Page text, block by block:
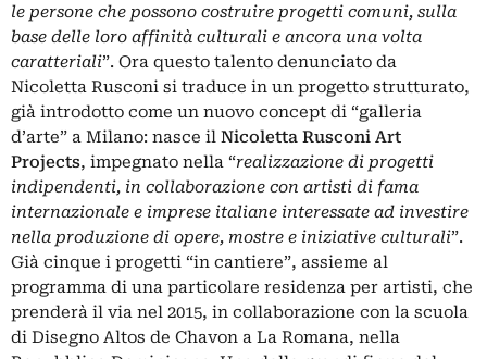
le persone che possono costruire progetti comuni, sulla
base delle loro affinità culturali e ancora una volta
caratteriali”. Ora questo talento denunciato da
Nicoletta Rusconi si traduce in un progetto strutturato,
già introdotto come un nuovo concept di “galleria
d’arte” a Milano: nasce il Nicoletta Rusconi Art
Projects, impegnato nella “realizzazione di progetti
indipendenti, in collaborazione con artisti di fama
internazionale e imprese italiane interessate ad investire
nella produzione di opere, mostre e iniziative culturali”.
Già cinque i progetti “in cantiere”, assieme al
programma di una particolare residenza per artisti, che
prenderà il via nel 2015, in collaborazione con la scuola
di Disegno Altos de Chavon a La Romana, nella